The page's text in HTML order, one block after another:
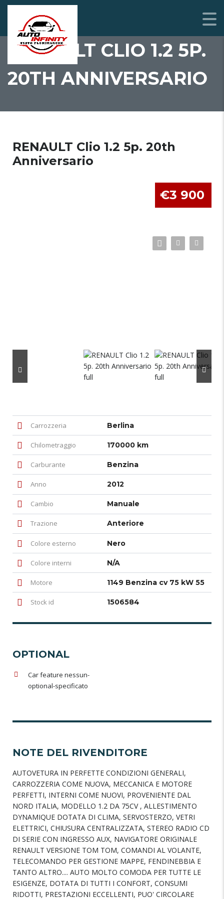
RENAULT CLIO 1.2 5P.
20TH ANNIVERSARIO
RENAULT Clio 1.2 5p. 20th
Anniversario
€3 900
Carrozzeria Berlina
Chilometraggio 170000 km
Carburante Benzina
Anno 2012
Cambio Manuale
Trazione Anteriore
Colore esterno Nero
Colore interni N/A
Motore 1149 Benzina cv 75 kW 55
Stock id 1506584
OPTIONAL
Car feature nessun-
optional-specificato
NOTE DEL RIVENDITORE
AUTOVETURA IN PERFETTE CONDIZIONI GENERALI,
CARROZZERIA COME NUOVA, MECCANICA E MOTORE
PERFETTI, INTERNI COME NUOVI, PROVENIENTE DAL
NORD ITALIA, MODELLO 1.2 DA 75CV , ALLESTIMENTO
DYNAMIQUE DOTATA DI CLIMA, SERVOSTERZO, VETRI
ELETTRICI, CHIUSURA CENTRALIZZATA, STEREO RADIO CD
DI SERIE CON INGRESSO AUX, NAVIGATORE ORIGINALE
RENAULT VERSIONE TOM TOM, COMANDI AL VOLANTE,
TELECOMANDO PER GESTIONE MAPPE, FENDINEBBIA E
TANTO ALTRO.... AUTO MOLTO COMODA PER TUTTE LE
ESIGENZE, DOTATA DI TUTTI I CONFORT, CONSUMI
RIDOTTI, PRESTAZIONI ECCELLENTI, PUO' CIRCOLARE